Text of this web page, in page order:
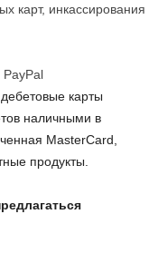
карт, инкассирования
PayPal
карты
наличными в
MasterCard,
продукты.